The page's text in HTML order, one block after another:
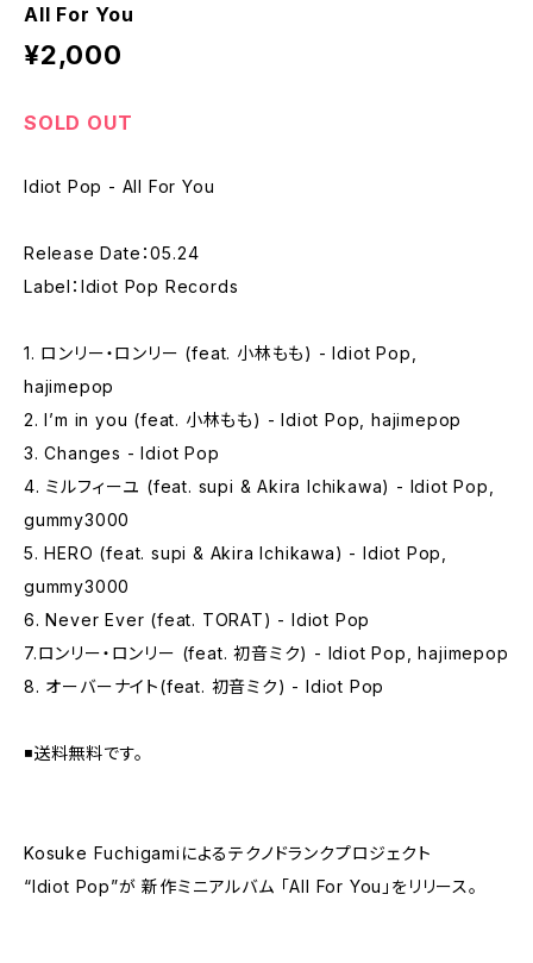
All For You
¥2,000
SOLD OUT
Idiot Pop - All For You
Release Date：05.24
Label：Idiot Pop Records
1. ロンリー・ロンリー (feat. 小林もも) - Idiot Pop,
hajimepop
2. I’m in you (feat. 小林もも) - Idiot Pop, hajimepop
3. Changes - Idiot Pop
4. ミルフィーユ (feat. supi & Akira Ichikawa) - Idiot Pop,
gummy3000
5. HERO (feat. supi & Akira Ichikawa) - Idiot Pop,
gummy3000
6. Never Ever (feat. TORAT) - Idiot Pop
7.ロンリー・ロンリー (feat. 初音ミク) - Idiot Pop, hajimepop
8. オーバーナイト(feat. 初音ミク) - Idiot Pop
◾️送料無料です。
Kosuke Fuchigamiによるテクノドランクプロジェクト
“Idiot Pop”が 新作ミニアルバム 「All For You」をリリース。